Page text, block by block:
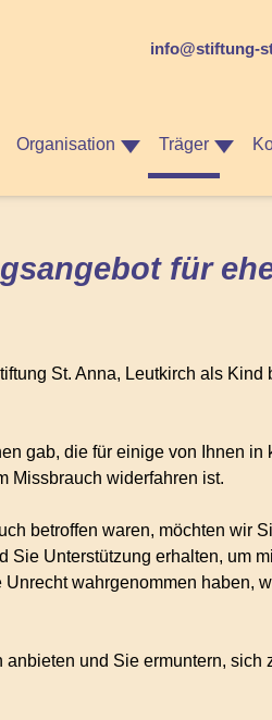
info@stiftung-
Organisation Träger
für
St. Anna, Leutkirch als Kind
gab, die für einige von Ihnen
Missbrauch widerfahren ist.
betroffen waren, möchten wir
Unterstützung erhalten, um
wahrgenommen haben,
und Sie ermuntern, sich